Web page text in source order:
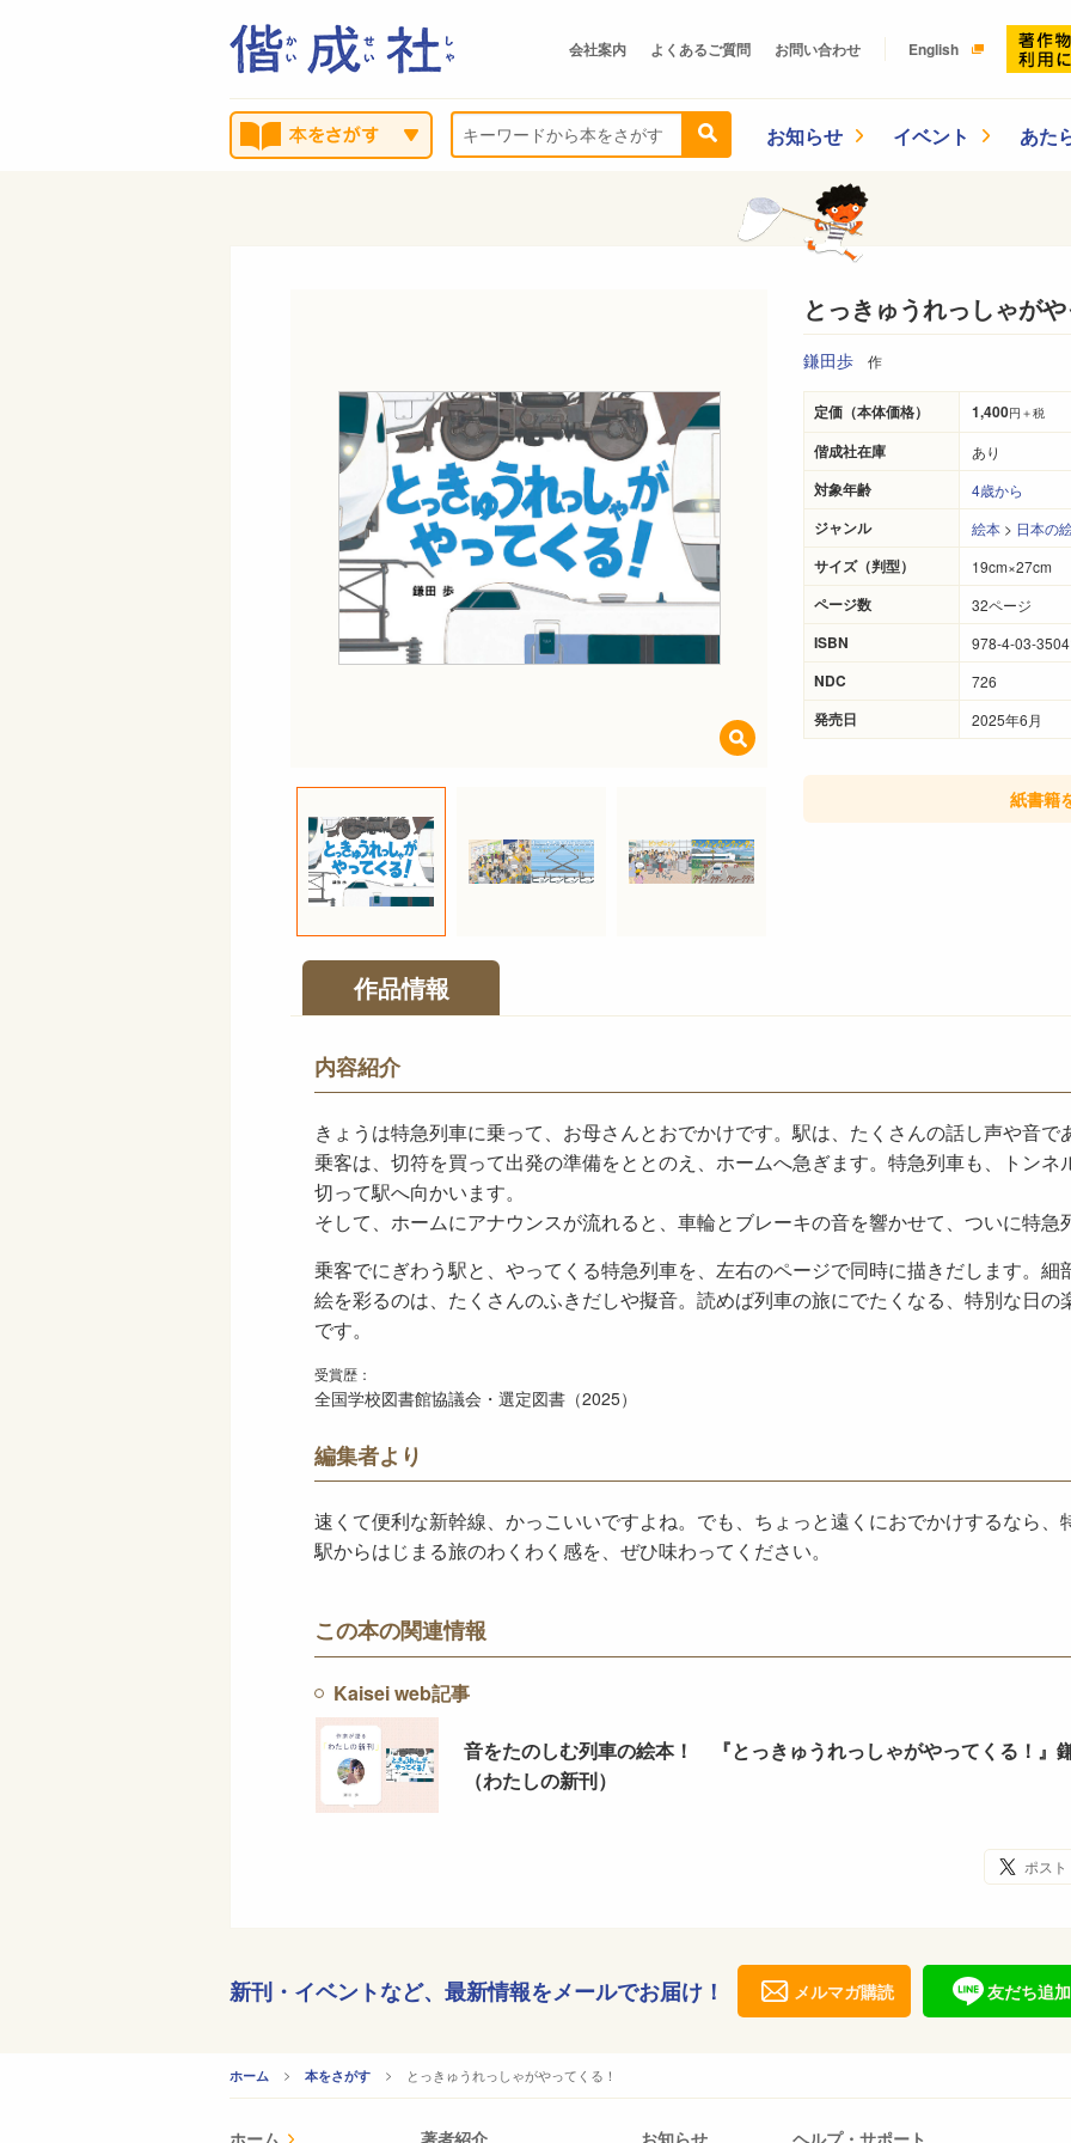
会社案内 よくあるご質問 お問い合わせ English
お知らせ イベント あた
とっきゅうれっしゃがや
鎌田歩 作
定価（本体価格） 1,400円＋税
偕成社在庫 あり
対象年齢 4歳から
ジャンル 絵本 > 日本の
サイズ（判型） 19cm×27cm
ページ数 32ページ
ISBN 978-4-03-
NDC 726
発売日 2025年6月
紙書籍
作品情報
内容紹介
きょうは特急列車に乗って、お母さんとおでかけです。駅は、たくさんの話し声や音で
乗客は、切符を買って出発の準備をととのえ、ホームへ急ぎます。特急列車も、トンネ
切って駅へ向かいます。
そして、ホームにアナウンスが流れると、車輪とブレーキの音を響かせて、ついに特急
乗客でにぎわう駅と、やってくる特急列車を、左右のページで同時に描きだします。細
絵を彩るのは、たくさんのふきだしや擬音。読めば列車の旅にでたくなる、特別な日の
です。
受賞歴：
全国学校図書館協議会・選定図書（2025）
編集者より
速くて便利な新幹線、かっこいいですよね。でも、ちょっと遠くにおでかけするなら、
駅からはじまる旅のわくわく感を、ぜひ味わってください。
この本の関連情報
Kaisei web記事
音をたのしむ列車の絵本！ 『とっきゅうれっしゃがやってくる！』
（わたしの新刊）
ポスト
新刊・イベントなど、 最新情報をメールでお届け！ メルマガ購読 友だち追加
ホーム 本をさがす CURRENT:
とっきゅうれっしゃがやってくる！
ホーム 著者紹介 お知らせ ヘルプ・サポート